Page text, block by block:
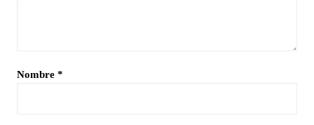
Nombre *